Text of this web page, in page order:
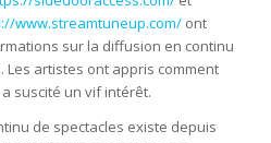
www.streamtuneup.com/ont
sur la diffusion en continu
Les artistes ont appris comment
suscité un vif intérêt.
de spectacles existe depuis